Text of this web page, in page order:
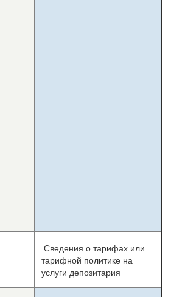
Сведения о тарифах или
тарифной политике на
услуги депозитария